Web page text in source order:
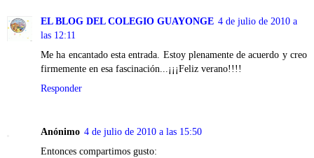
EL BLOG DEL COLEGIO GUAYONGE 4 de julio de 2010 a
las 12:11
Me ha encantado esta entrada. Estoy plenamente de acuerdo y creo
firmemente en esa fascinación...¡¡¡Feliz verano!!!!
Responder
Anónimo 4 de julio de 2010 a las 15:50
Entonces compartimos gusto: